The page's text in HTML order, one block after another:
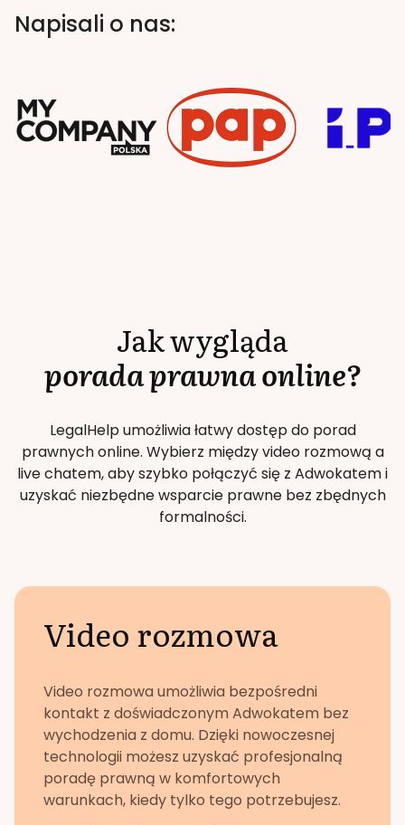
Napisali o nas:
Jak wygląda
porada prawna online?
LegalHelp umożliwia łatwy dostęp do porad
prawnych online. Wybierz między video rozmową a
live chatem, aby szybko połączyć się z Adwokatem i
uzyskać niezbędne wsparcie prawne bez zbędnych
formalności.
Video rozmowa
Video rozmowa umożliwia bezpośredni
kontakt z doświadczonym Adwokatem bez
wychodzenia z domu. Dzięki nowoczesnej
technologii możesz uzyskać profesjonalną
poradę prawną w komfortowych
warunkach, kiedy tylko tego potrzebujesz.